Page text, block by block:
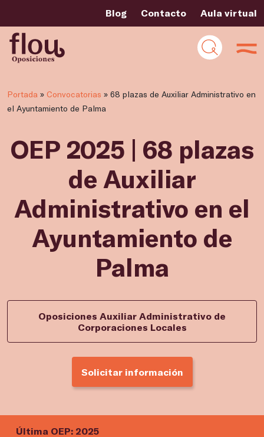
Blog Contacto Aula virtual
Portada » Convocatorias » 68 plazas de Auxiliar Administrativo en
el Ayuntamiento de Palma
OEP 2025 | 68 plazas
de Auxiliar
Administrativo en el
Ayuntamiento de
Palma
Oposiciones Auxiliar Administrativo de
Corporaciones Locales
Solicitar información
Última OEP: 2025